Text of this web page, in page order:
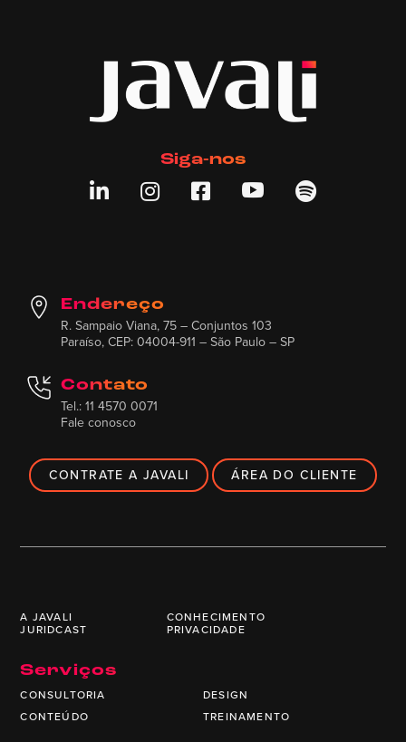
Siga-nos
    
Endereço
R. Sampaio Viana, 75 – Conjuntos 103
Paraíso, CEP: 04004-911 – São Paulo – SP
Contato
Tel.: 11 4570 0071
Fale conosco
CONTRATE A JAVALI ÁREA DO CLIENTE
A JAVALI CONHECIMENTO
JURIDCAST PRIVACIDADE
Serviços
CONSULTORIA
DESIGN
CONTEÚDO
TREINAMENTO